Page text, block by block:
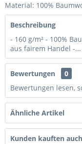
Material: 100%
Beschreibung
- 160 g/m² - 100%
aus fairem Handel -...
Bewertungen
0
Bewertungen lesen,
Ähnliche Artikel
Kunden kauften auch